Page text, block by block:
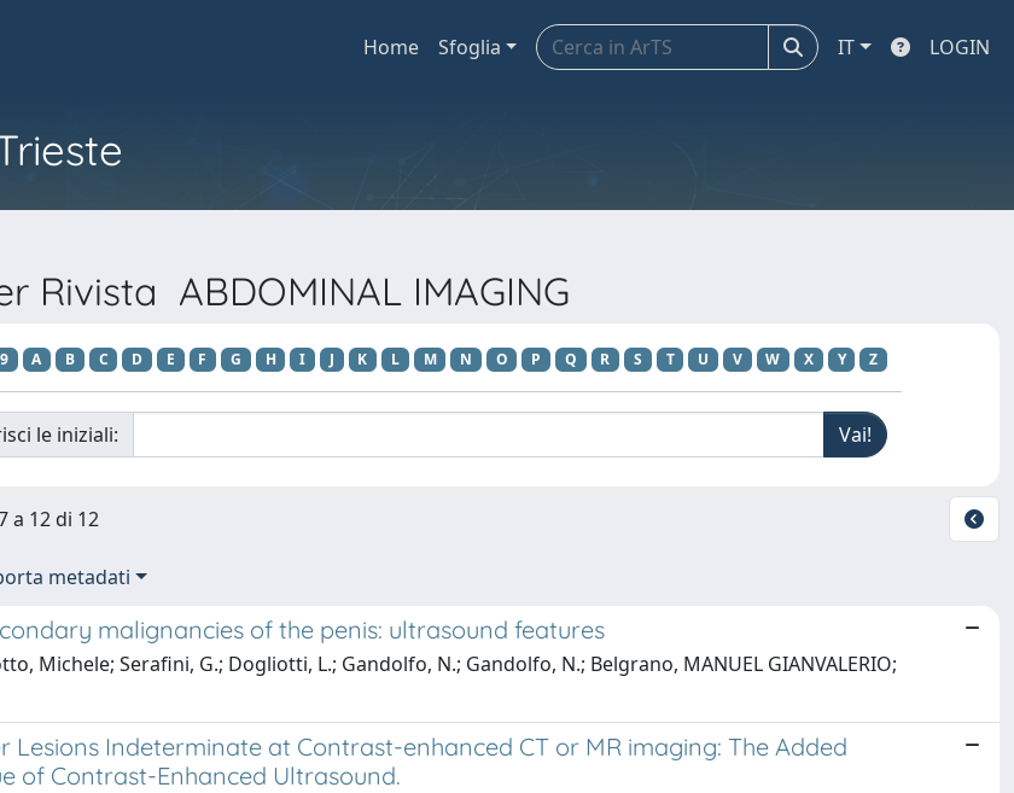
Home Sfoglia IT LOGIN
Rivista ABDOMINAL IMAGING
A B C D E F G H I J K L M N O P Q R S T U V W X Y Z
le iniziali:
a 12 di 12
metadati
malignancies of the penis: ultrasound features
Michele; Serafini, G.; Dogliotti, L.; Gandolfo, N.; Gandolfo, N.; Belgrano, MANUEL GIANVALERIO;
Lesions Indeterminate at Contrast-enhanced CT or MR imaging: The Added
of Contrast-Enhanced Ultrasound.